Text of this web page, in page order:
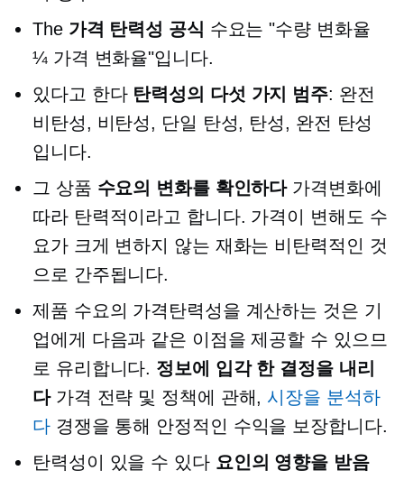
The 가격 탄력성 공식 수요는 "수량 변화율
¼ 가격 변화율"입니다.
있다고 한다 탄력성의 다섯 가지 범주: 완전
비탄성, 비탄성, 단일 탄성, 탄성, 완전 탄성
입니다.
그 상품 수요의 변화를 확인하다가격변화에
따라 탄력적이라고 ​​합니다. 가격이 변해도 수
요가 크게 변하지 않는 재화는 비탄력적인 것
으로 간주됩니다.
제품 수요의 가격탄력성을 계산하는 것은 기
업에게 다음과 같은 이점을 제공할 수 있으므
로 유리합니다. 정보에 입각 한 결정을 내리
다가격 전략 및 정책에 관해, 시장을 분석하
다경쟁을 통해 안정적인 수익을 보장합니다.
탄력성이 있을 수 있다 요인의 영향을 받음